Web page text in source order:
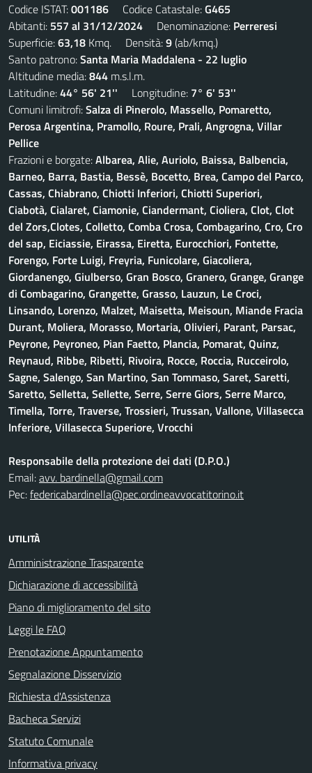
Codice ISTAT:001186 Codice Catastale:G465
Abitanti: 557 al 31/12/2024 Denominazione: Perreresi
Superficie:63,18 Kmq. Densità:9(ab/kmq.)
Santo patrono:Santa Maria Maddalena - 22 luglio
Altitudine media:844 m.s.l.m.
Latitudine:44° 56' 21'' Longitudine: 7° 6' 53''
Comuni limitrofi:Salza di Pinerolo, Massello, Pomaretto,
Perosa Argentina, Pramollo, Roure, Prali, Angrogna, Villar
Pellice
Frazioni e borgate:Albarea, Alie, Auriolo, Baissa, Balbencia,
Barneo, Barra, Bastia, Bessè, Bocetto, Brea, Campo del Parco,
Cassas, Chiabrano, Chiotti Inferiori, Chiotti Superiori,
Ciabotà, Cialaret, Ciamonie, Ciandermant, Cioliera, Clot, Clot
del Zors,Clotes, Colletto, Comba Crosa, Combagarino, Cro, Cro
del sap, Eiciassie, Eirassa, Eiretta, Eurocchiori, Fontette,
Forengo, Forte Luigi, Freyria, Funicolare, Giacoliera,
Giordanengo, Giulberso, Gran Bosco, Granero, Grange, Grange
di Combagarino, Grangette, Grasso, Lauzun, Le Croci,
Linsando, Lorenzo, Malzet, Maisetta, Meisoun, Miande Fracia
Durant, Moliera, Morasso, Mortaria, Olivieri, Parant, Parsac,
Peyrone, Peyroneo, Pian Faetto, Plancia, Pomarat, Quinz,
Reynaud, Ribbe, Ribetti, Rivoira, Rocce, Roccia, Rucceirolo,
Sagne, Salengo, San Martino, San Tommaso, Saret, Saretti,
Saretto, Selletta, Sellette, Serre, Serre Giors, Serre Marco,
Timella, Torre, Traverse, Trossieri, Trussan, Vallone, Villasecca
Inferiore, Villasecca Superiore, Vrocchi
Responsabile della protezione dei dati (D.P.O.)
Email:avv. bardinella@gmail.com
Pec:federicabardinella@pec.ordineavvocatitorino.it
UTILITÀ
Amministrazione Trasparente
Dichiarazione di accessibilità
Piano di miglioramento del sito
Leggi le FAQ
Prenotazione Appuntamento
Segnalazione Disservizio
Richiesta d'Assistenza
Bacheca Servizi
Statuto Comunale
Informativa privacy